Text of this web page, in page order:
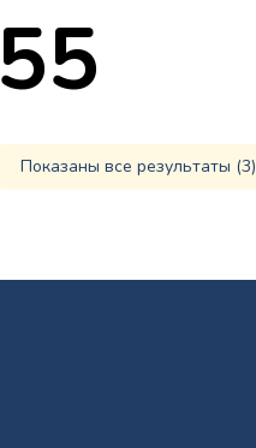
55
Показаны все результаты (3)